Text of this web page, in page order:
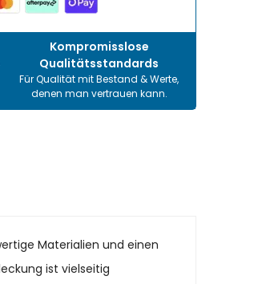
Kompromisslose
Qualitätsstandards
Für Qualität mit Bestand & Werte,
denen man vertrauen kann.
Materialien und einen
ist vielseitig